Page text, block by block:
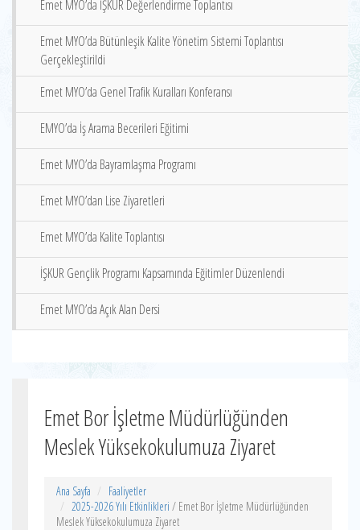
Emet MYO’da İŞKUR Değerlendirme Toplantısı
Emet MYO’da Bütünleşik Kalite Yönetim Sistemi Toplantısı
Gerçekleştirildi
Emet MYO’da Genel Trafik Kuralları Konferansı
EMYO’da İş Arama Becerileri Eğitimi
Emet MYO’da Bayramlaşma Programı
Emet MYO’dan Lise Ziyaretleri
Emet MYO’da Kalite Toplantısı
İŞKUR Gençlik Programı Kapsamında Eğitimler Düzenlendi
Emet MYO’da Açık Alan Dersi
Emet Bor İşletme Müdürlüğünden
Meslek Yüksekokulumuza Ziyaret
Ana Sayfa
Faaliyetler
2025-2026 Yılı Etkinlikleri / Emet Bor İşletme Müdürlüğünden
Meslek Yüksekokulumuza Ziyaret